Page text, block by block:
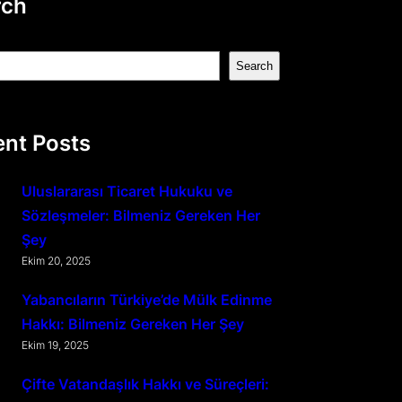
Search
Posts
Uluslararası Ticaret Hukuku ve
Sözleşmeler: Bilmeniz Gereken Her
Şey
Ekim 20, 2025
Yabancıların Türkiye’de Mülk Edinme
Hakkı: Bilmeniz Gereken Her Şey
Ekim 19, 2025
Çifte Vatandaşlık Hakkı ve Süreçleri: